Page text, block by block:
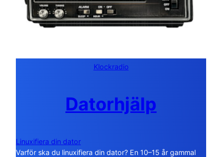
Klockradio
Datorhjälp
Linuxifiera din dator
Varför ska du linuxifiera din dator? En 10–15 år gammal